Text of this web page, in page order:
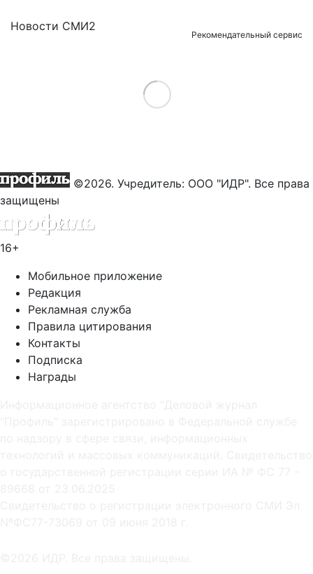
Новости СМИ2
Рекомендательный сервис
Load More
©2026. Учредитель: ООО "ИДР". Все права
защищены
16+
Мобильное приложение
Редакция
Рекламная служба
Правила цитирования
Контакты
Подписка
Награды